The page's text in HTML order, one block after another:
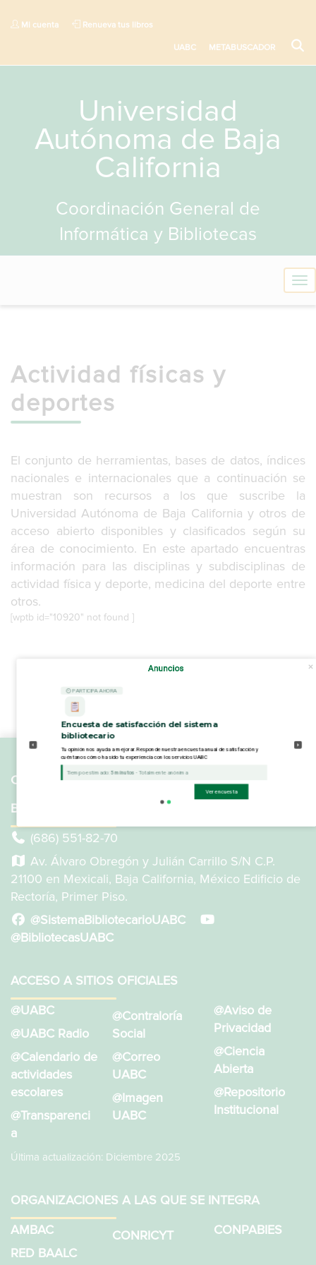
Mi cuenta Renueva tus libros
UABC METABUSCADOR
Universidad
Autónoma de Baja
California
Coordinación General de
Informática y Bibliotecas
T
o
i
o
n
Actividad físicas y
deportes
El conjunto de herramientas, bases de datos, índices
nacionales e internacionales que a continuación se
muestran son recursos a los que suscribe la
Universidad Autónoma de Baja California y otros de
acceso abierto disponibles y clasificados según su
área de conocimiento. En este apartado encuentras
información para las disciplinas y subdisciplinas de
actividad física y deporte, medicina del deporte entre
otros.
[wptb id="10920" not found ]
COORDINACIÓN GENERAL DE INFORMÁTICA Y
BIBLIOTECAS
(686) 551-82-70
Av. Álvaro Obregón y Julián Carrillo S/N C.P.
21100 en Mexicali, Baja California, México Edificio de
Rectoría, Primer Piso.
@SistemaBibliotecarioUABC
@BibliotecasUABC
ACCESO A SITIOS OFICIALES
@UABC
@UABC Radio
@Calendario de
actividades
escolares
@Transparenci
a
@Contraloría
Social
@Correo
UABC
@Imagen
UABC
@Aviso de
Privacidad
@Ciencia
Abierta
@Repositorio
Institucional
Última actualización: Diciembre 2025
ORGANIZACIONES A LAS QUE SE INTEGRA
AMBAC
RED BAALC
CONRICYT CONPABIES
Anuncios
⏲ PARTICIPA AHORA
Encuesta de satisfacción del sistema
bibliotecario
Tu opinión nos ayuda a mejorar. Responde nuestra encuesta anual de satisfacción y
cuéntanos cómo ha sido tu experiencia con los servicios UABC
Tiempo estimado:5 minutos - Totalmente anónima
Ver encuesta